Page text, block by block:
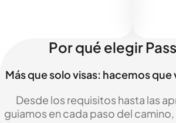
Por qué elegir
Más que solo visas: hacemos que
Desde los requisitos hasta las
guiamos en cada paso del